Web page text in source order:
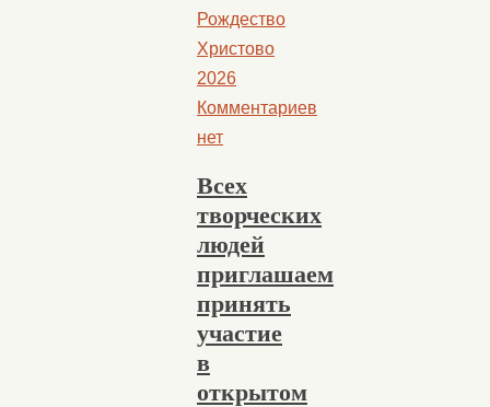
Рождество
Христово
2026
Комментариев
нет
Всех
творческих
людей
приглашаем
принять
участие
в
открытом